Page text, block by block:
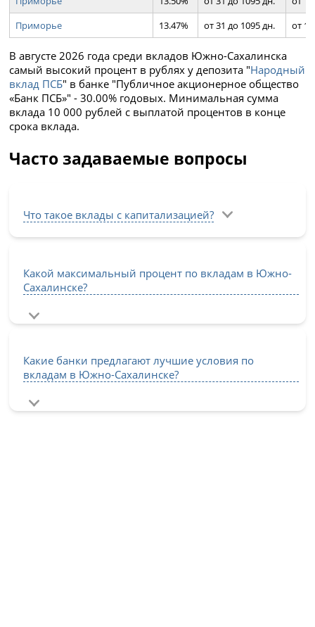
Приморье
13.47% от 31 до 1095 дн. от
В августе 2026 года среди вкладов Южно-Сахалинска
самый высокий процент в рублях у депозита "Народный
вклад ПСБ" в банке "Публичное акционерное общество
«Банк ПСБ»" - 30.00% годовых. Минимальная сумма
вклада 10 000 рублей с выплатой процентов в конце
срока вклада.
Часто задаваемые вопросы
Что такое вклады с капитализацией?
Какой максимальный процент по вкладам в Южно-
Сахалинске?
Какие банки предлагают лучшие условия по
вкладам в Южно-Сахалинске?